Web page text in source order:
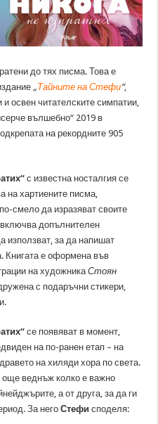
до тях писма. Това е
„Тайните на Стефи“,
освен читателските симпатии,
вълшебно“ 2019 в
на рекордните 905
с известна носталгия се
на хартиените писма,
смело да изразяват своите
допълнителен
използват, за да напишат
Книгата е оформена във
на художникаСтоян
с подаръчни стикери,
се появяват в момент,
на по-ранен етап – на
на хиляди хора по света.
още веднъж колко е важно
а от друга, за да ги
За негоСтефисподеля: